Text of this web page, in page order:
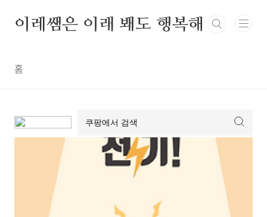
이레쌤은 이래 봬도 행복해
홈